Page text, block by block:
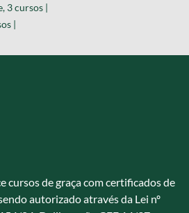
3 cursos |
|
cursos de graça com certificados de
autorizado através da Lei nº